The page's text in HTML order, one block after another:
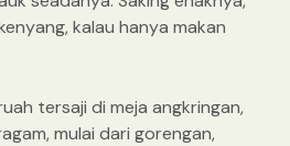
kalau hanya makan
tersaji di meja angkringan,
mulai dari gorengan,